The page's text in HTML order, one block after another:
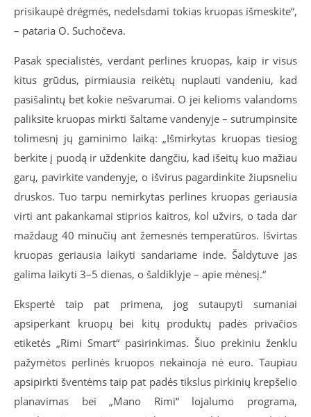
prisikaupė drėgmės, nedelsdami tokias kruopas išmeskite“,
– pataria O. Suchočeva.
Pasak specialistės, verdant perlines kruopas, kaip ir visus
kitus grūdus, pirmiausia reikėtų nuplauti vandeniu, kad
pasišalintų bet kokie nešvarumai. O jei kelioms valandoms
paliksite kruopas mirkti šaltame vandenyje – sutrumpinsite
tolimesnį jų gaminimo laiką: „Išmirkytas kruopas tiesiog
berkite į puodą ir uždenkite dangčiu, kad išeitų kuo mažiau
garų, pavirkite vandenyje, o išvirus pagardinkite žiupsneliu
druskos. Tuo tarpu nemirkytas perlines kruopas geriausia
virti ant pakankamai stiprios kaitros, kol užvirs, o tada dar
maždaug 40 minučių ant žemesnės temperatūros. Išvirtas
kruopas geriausia laikyti sandariame inde. Šaldytuve jas
galima laikyti 3–5 dienas, o šaldiklyje – apie mėnesį.“
Ekspertė taip pat primena, jog sutaupyti sumaniai
apsiperkant kruopų bei kitų produktų padės privačios
etiketės „Rimi Smart“ pasirinkimas. Šiuo prekiniu ženklu
pažymėtos perlinės kruopos nekainoja nė euro. Taupiau
apsipirkti šventėms taip pat padės tikslus pirkinių krepšelio
planavimas bei „Mano Rimi“ lojalumo programa,